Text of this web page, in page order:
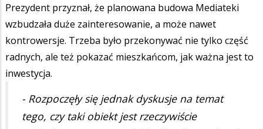
Prezydent przyznał, że planowana budowa Mediateki
wzbudzała duże zainteresowanie, a może nawet
kontrowersje. Trzeba było przekonywać nie tylko część
radnych, ale też pokazać mieszkańcom, jak ważna jest to
inwestycja.
- Rozpoczęły się jednak dyskusje na temat
tego, czy taki obiekt jest rzeczywiście